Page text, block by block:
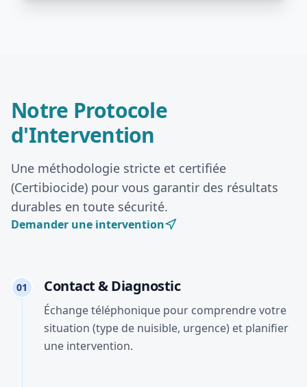
Notre Protocole
d'Intervention
Une méthodologie stricte et certifiée
(Certibiocide) pour vous garantir des résultats
durables en toute sécurité.
Demander une intervention
01 Contact & Diagnostic
Échange téléphonique pour comprendre votre
situation (type de nuisible, urgence) et planifier
une intervention.